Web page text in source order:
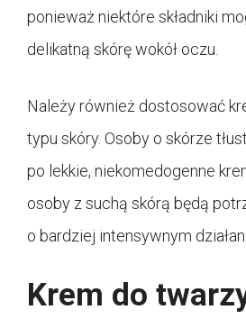
ponieważ niektóre składniki
delikatną skórę wokół oczu.
Należy również dostosować
typu skóry. Osoby o skórze
po lekkie, niekomedogenne
osoby z suchą skórą będą
o bardziej intensywnym
Krem do